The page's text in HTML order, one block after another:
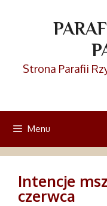
Strona Parafii
Menu
Intencje
czerwca